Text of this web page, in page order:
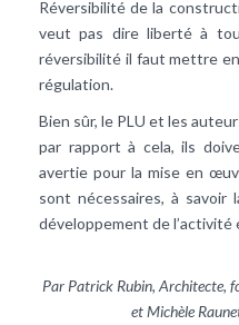
Réversibilité de la
veut pas dire liberté à
réversibilité il faut mettre
régulation.
Bien sûr, le PLU et les
par rapport à cela, ils
avertie pour la mise en
sont nécessaires, à savoir
développement de l’activité
Par Patrick Rubin, Architecte,
et Michèle